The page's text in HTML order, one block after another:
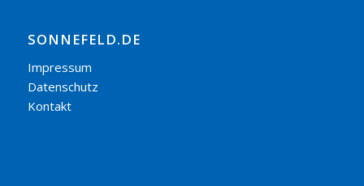
SONNEFELD.DE
Impressum
Datenschutz
Kontakt